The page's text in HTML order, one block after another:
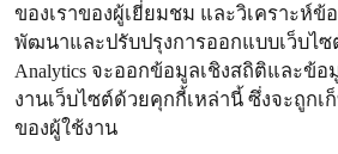
ของเราของผู้เยี่ยมชม และวิเคราะห์ข้
พัฒนาและปรับปรุงการออกแบบเว็บไซต์
Analytics จะออกข้อมูลเชิงสถิติและข้อ
งานเว็บไซต์ด้วยคุกกี้เหล่านี้ ซึ่งจะถูกเ
ของผู้ใช้งาน